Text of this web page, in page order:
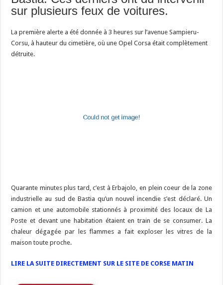
k
at
k
sur plusieurs feux de voitures.
La première alerte a été donnée à 3 heures sur l’avenue Sampieru-
Corsu, à hauteur du cimetière, où une Opel Corsa était complètement
détruite.
Quarante minutes plus tard, c’est à Erbajolo, en plein coeur de la zone
industrielle au sud de Bastia qu’un nouvel incendie s’est déclaré. Un
camion et une automobile stationnés à proximité des locaux de La
Poste et devant une habitation étaient en train de se consumer. La
chaleur dégagée par les flammes a fait exploser les vitres de la
maison toute proche.
LIRE LA SUITE DIRECTEMENT SUR LE SITE DE CORSE MATIN